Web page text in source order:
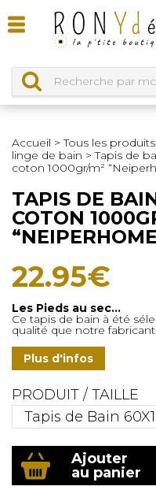
Accueil >Tous les produits
linge de bain >Tapis de
coton 1000gr/m²
TAPIS DE
COTON
22.95€
Les Pieds au sec…
Ce tapis de bain à été
qualité que notre
Plus d'infos
PRODUIT / TAILLE
quantité
de
Tapis
Ajouter
au panier